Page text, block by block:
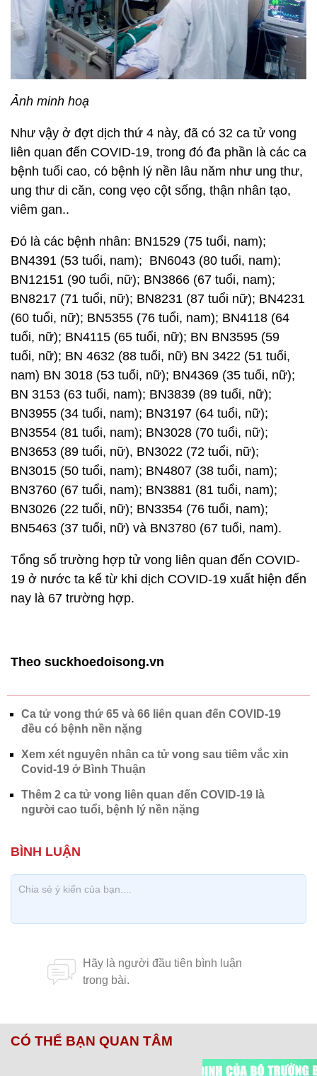
Ảnh minh hoạ
Như vậy ở đợt dịch thứ 4 này, đã có 32 ca tử vong
liên quan đến COVID-19, trong đó đa phần là các ca
bệnh tuổi cao, có bệnh lý nền lâu năm như ung thư,
ung thư di căn, cong vẹo cột sống, thận nhân tạo,
viêm gan..
Đó là các bệnh nhân: BN1529 (75 tuổi, nam);
BN4391 (53 tuổi, nam); BN6043 (80 tuổi, nam);
BN12151 (90 tuổi, nữ); BN3866 (67 tuổi, nam);
BN8217 (71 tuổi, nữ); BN8231 (87 tuổi nữ); BN4231
(60 tuổi, nữ); BN5355 (76 tuổi, nam); BN4118 (64
tuổi, nữ); BN4115 (65 tuổi, nữ); BN BN3595 (59
tuổi, nữ); BN 4632 (88 tuổi, nữ) BN 3422 (51 tuổi,
nam) BN 3018 (53 tuổi, nữ); BN4369 (35 tuổi, nữ);
BN 3153 (63 tuổi, nam); BN3839 (89 tuổi, nữ);
BN3955 (34 tuổi, nam); BN3197 (64 tuổi, nữ);
BN3554 (81 tuổi, nam); BN3028 (70 tuổi, nữ);
BN3653 (89 tuổi, nữ), BN3022 (72 tuổi, nữ);
BN3015 (50 tuổi, nam); BN4807 (38 tuổi, nam);
BN3760 (67 tuổi, nam); BN3881 (81 tuổi, nam);
BN3026 (22 tuổi, nữ); BN3354 (76 tuổi, nam);
BN5463 (37 tuổi, nữ) và BN3780 (67 tuổi, nam).
Tổng số trường hợp tử vong liên quan đến COVID-
19 ở nước ta kể từ khi dịch COVID-19 xuất hiện đến
nay là 67 trường hợp.
Theo suckhoedoisong.vn
Ca tử vong thứ 65 và 66 liên quan đến COVID-19
đều có bệnh nền nặng
Xem xét nguyên nhân ca tử vong sau tiêm vắc xin
Covid-19 ở Bình Thuận
Thêm 2 ca tử vong liên quan đến COVID-19 là
người cao tuổi, bệnh lý nền nặng
CÓ THỂ BẠN QUAN TÂM